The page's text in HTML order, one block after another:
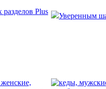
Plus
Уверенным